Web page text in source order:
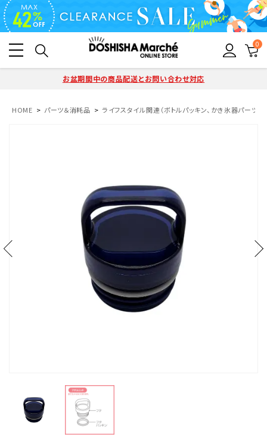
0
お盆期間中の商品配送とお問い合わせ対応
HOME パーツ＆消耗品 ライフスタイル関連（ボトルパッキン、かき氷器パーツ）